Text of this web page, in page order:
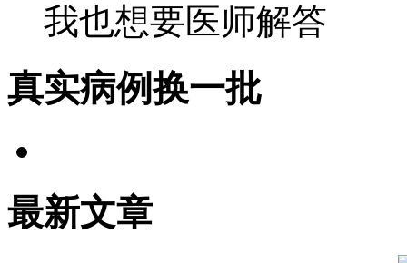
我也想要医师解答
真实病例换一批
最新文章